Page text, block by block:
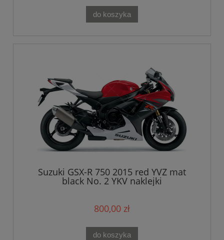
do koszyka
Suzuki GSX-R 750 2015 red YVZ mat
black No. 2 YKV naklejki
800,00 zł
do koszyka